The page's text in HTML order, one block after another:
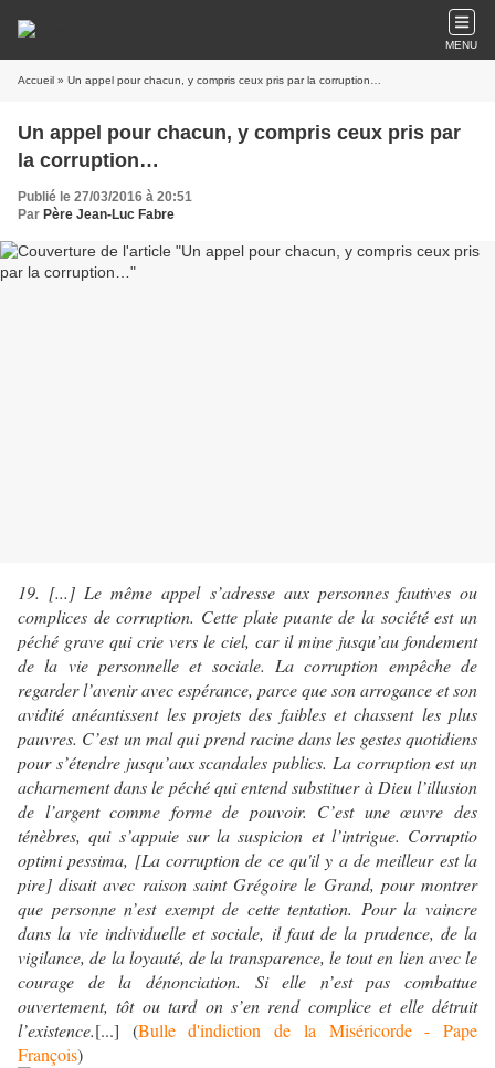
MENU
Accueil » Un appel pour chacun, y compris ceux pris par la corruption…
Un appel pour chacun, y compris ceux pris par
la corruption…
Publié le 27/03/2016 à 20:51
Par Père Jean-Luc Fabre
19. [...] Le même appel s’adresse aux personnes fautives ou
complices de corruption. Cette plaie puante de la société est un
péché grave qui crie vers le ciel, car il mine jusqu’au fondement
de la vie personnelle et sociale. La corruption empêche de
regarder l’avenir avec espérance, parce que son arrogance et son
avidité anéantissent les projets des faibles et chassent les plus
pauvres. C’est un mal qui prend racine dans les gestes quotidiens
pour s’étendre jusqu’aux scandales publics. La corruption est un
acharnement dans le péché qui entend substituer à Dieu l’illusion
de l’argent comme forme de pouvoir. C’est une œuvre des
ténèbres, qui s’appuie sur la suspicion et l’intrigue. Corruptio
optimi pessima, [La corruption de ce qu'il y a de meilleur est la
pire] disait avec raison saint Grégoire le Grand, pour montrer
que personne n’est exempt de cette tentation. Pour la vaincre
dans la vie individuelle et sociale, il faut de la prudence, de la
vigilance, de la loyauté, de la transparence, le tout en lien avec le
courage de la dénonciation. Si elle n’est pas combattue
ouvertement, tôt ou tard on s’en rend complice et elle détruit
l’existence.[...] (Bulle d'indiction de la Miséricorde - Pape
François)